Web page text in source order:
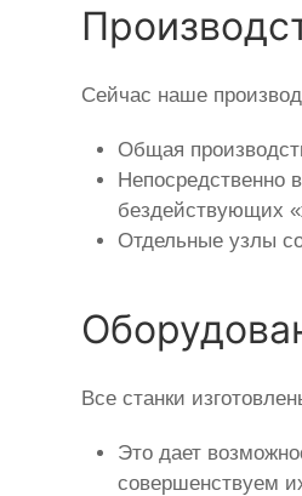
Сейчас наше
Общая
Непосредственно
бездействующих
Отдельные узлы
Все станки
Это дает
совершенствуем